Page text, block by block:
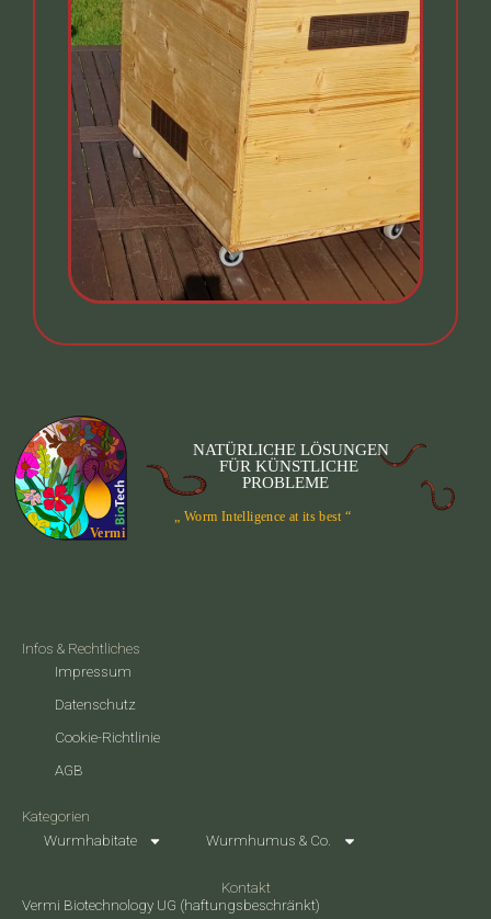
Infos & Rechtliches
Impressum
Datenschutz
Cookie-Richtlinie
AGB
Kategorien
Wurmhabitate
Wurmhumus & Co.
Kontakt
Vermi Biotechnology UG (haftungsbeschränkt)